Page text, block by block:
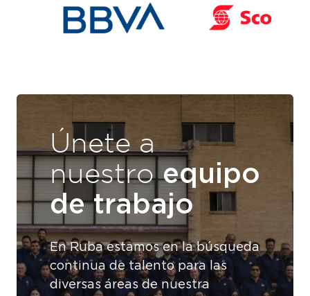
Únete a
nuestroequipo
de trabajo
En Ruba estamos en la búsqueda
continua de talento para las
diversas áreas de nuestra